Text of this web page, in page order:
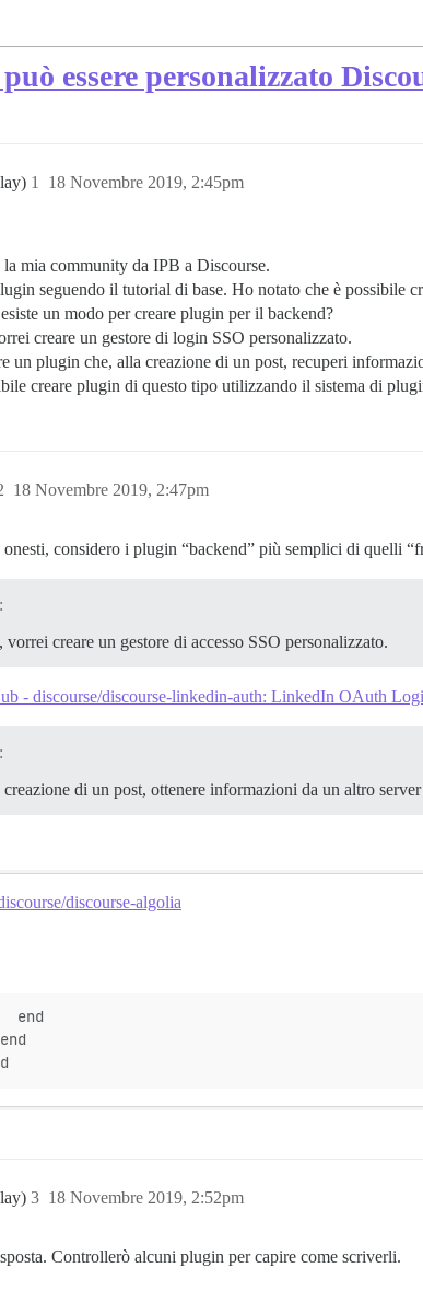
essere personalizzato
18 Novembre 2019, 2:45pm
1
mia community da IPB a Discourse.
seguendo il tutorial di base. Ho notato che è possibile
un modo per creare plugin per il backend?
creare un gestore di login SSO personalizzato.
un plugin che, alla creazione di un post, recuperi
creare plugin di questo tipo utilizzando il sistema di
18 Novembre 2019, 2:47pm
onesti, considero i plugin “backend” più semplici di
vorrei creare un gestore di accesso SSO personalizzato.
- discourse/discourse-linkedin-auth: LinkedIn OAuth
creazione di un post, ottenere informazioni da un altro server
discourse-algolia
end
18 Novembre 2019, 2:52pm
3
Controllerò alcuni plugin per capire come scriverli.